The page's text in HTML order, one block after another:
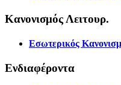
Κανονισμός Λειτουρ.
Εσωτερικός
Ενδιαφέροντα